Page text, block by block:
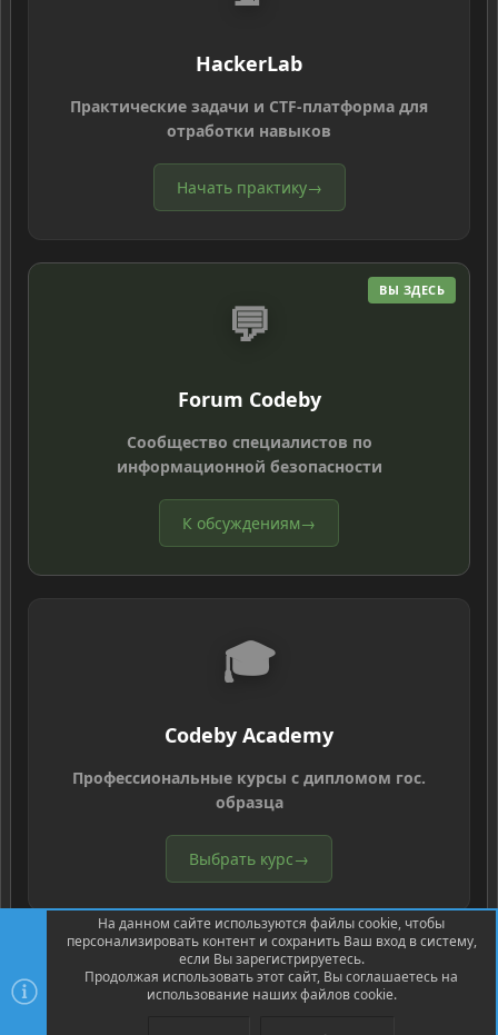
HackerLab
Практические задачи и CTF-платформа для
отработки навыков
Начать практику→
ВЫ ЗДЕСЬ
💬
Forum Codeby
Сообщество специалистов по
информационной безопасности
К обсуждениям→
🎓
Codeby Academy
Профессиональные курсы с дипломом гос.
образца
Выбрать курс→
Community platform by XenForo ® © 2010-2026 XenForo Ltd.
На данном сайте используются файлы cookie, чтобы
персонализировать контент и сохранить Ваш вход в систему,
если Вы зарегистрируетесь.
Продолжая использовать этот сайт, Вы соглашаетесь на
использование наших файлов cookie.